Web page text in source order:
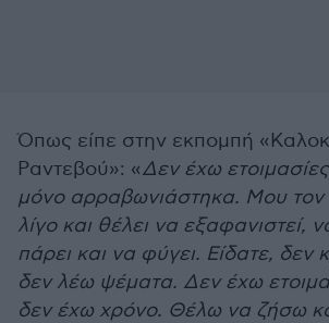
Όπως είπε στην εκπομπή
Ραντεβού»: «Δεν έχω
μόνο αρραβωνιάστηκα. Μου τον
λίγο και θέλει να εξαφανιστεί,
πάρει και να φύγει. Είδατε,
δεν λέω ψέματα. Δεν έχω
δεν έχω χρόνο. Θέλω να ζήσω